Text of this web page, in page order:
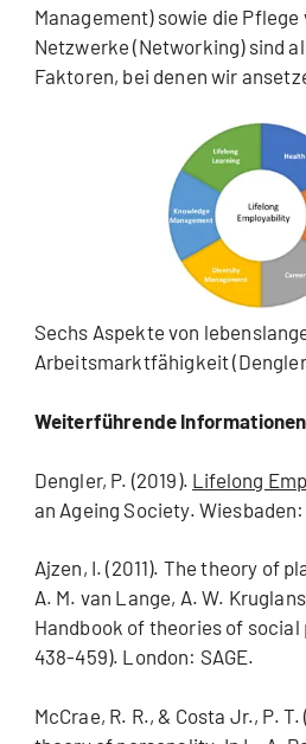
Management) sowie die
Netzwerke (Networking) sind
Faktoren, bei denen wir
Sechs Aspekte von
Arbeitsmarktfähigkeit
Weiterführende
Dengler, P. (2019). Lifelong
an Ageing Society.
Ajzen, I. (2011). The theory of
A. M. van Lange, A. W.
Handbook of theories of social
438-459). London: SAGE.
McCrae, R. R., & Costa Jr., P.